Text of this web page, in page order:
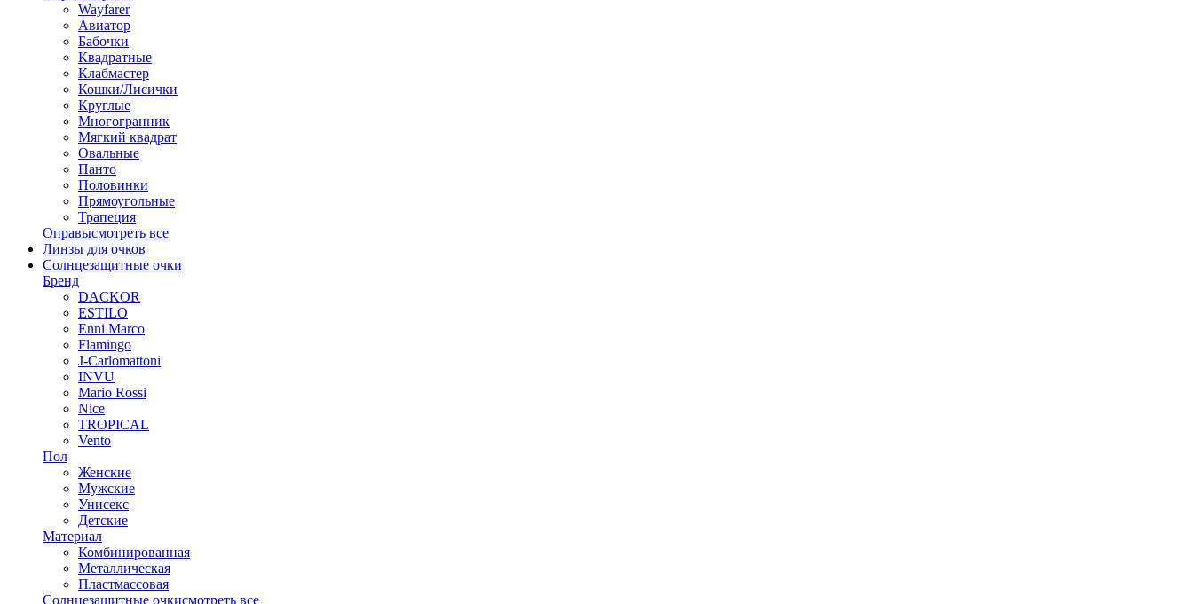
Wayfarer
Авиатор
Бабочки
Квадратные
Клабмастер
Кошки/Лисички
Круглые
Многогранник
Мягкий квадрат
Овальные
Панто
Половинки
Прямоугольные
Трапеция
Оправысмотреть все
Линзы для очков
Солнцезащитные очки
Бренд
DACKOR
ESTILO
Enni Marco
Flamingo
J-Carlomattoni
INVU
Mario Rossi
Nice
TROPICAL
Vento
Пол
Женские
Мужские
Унисекс
Детские
Материал
Комбинированная
Металлическая
Пластмассовая
Солнцезащитные очкисмотреть все